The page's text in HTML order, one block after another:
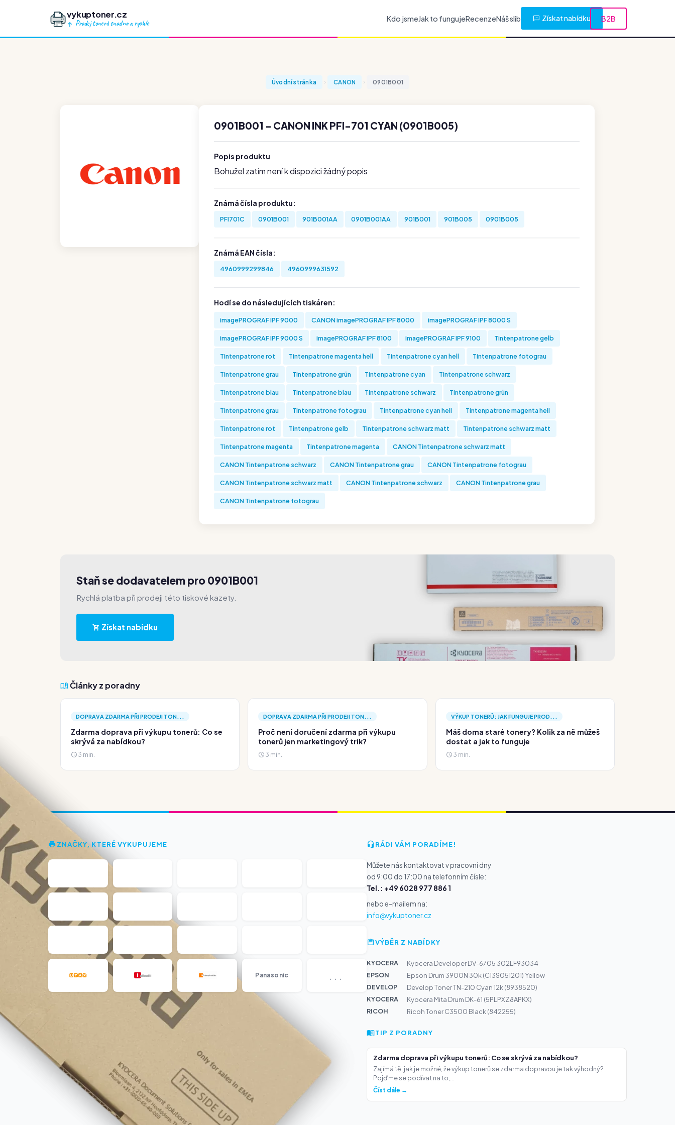
vykuptoner.cz
Prodej tonerů snadno a rychle
Kdo jsmeJak to fungujeRecenzeNáš slib Získat nabídku B2B
Úvodní stránka CANON 0901B001
0901B001 - CANON INK PFI-701 CYAN (0901B005)
Popis produktu
Bohužel zatím není k dispozici žádný popis
Známá čísla produktu:
PFI701C 0901B001 901B001AA 0901B001AA 901B001 901B005 0901B005
Známá EAN čísla:
4960999299846 4960999631592
Hodí se do následujících tiskáren:
imagePROGRAF IPF 9000 CANON imagePROGRAF IPF 8000 imagePROGRAF IPF 8000 S
imagePROGRAF IPF 9000 S imagePROGRAF IPF 8100 imagePROGRAF IPF 9100 Tintenpatrone gelb
Tintenpatrone rot Tintenpatrone magenta hell Tintenpatrone cyan hell Tintenpatrone fotograu
Tintenpatrone grau Tintenpatrone grün Tintenpatrone cyan Tintenpatrone schwarz
Tintenpatrone blau Tintenpatrone blau Tintenpatrone schwarz Tintenpatrone grün
Tintenpatrone grau Tintenpatrone fotograu Tintenpatrone cyan hell Tintenpatrone magenta hell
Tintenpatrone rot Tintenpatrone gelb Tintenpatrone schwarz matt Tintenpatrone schwarz matt
Tintenpatrone magenta Tintenpatrone magenta CANON Tintenpatrone schwarz matt
CANON Tintenpatrone schwarz CANON Tintenpatrone grau CANON Tintenpatrone fotograu
CANON Tintenpatrone schwarz matt CANON Tintenpatrone schwarz CANON Tintenpatrone grau
CANON Tintenpatrone fotograu
Staň se dodavatelem pro 0901B001
Rychlá platba při prodeji této tiskové kazety.
Získat nabídku
Články z poradny
DOPRAVA ZDARMA PŘI PRODEJI TON...
Zdarma doprava při výkupu tonerů: Co se
skrývá za nabídkou?
3 min.
DOPRAVA ZDARMA PŘI PRODEJI TON...
Proč není doručení zdarma při výkupu
tonerů jen marketingový trik?
3 min.
VÝKUP TONERŮ: JAK FUNGUJE PROD...
Máš doma staré tonery? Kolik za ně můžeš
dostat a jak to funguje
3 min.
ZNAČKY, KTERÉ VYKUPUJEME
Panasonic ...
RÁDI VÁM PORADÍME!
Můžete nás kontaktovat v pracovní dny
od 9:00 do 17:00 na telefonním čísle:
Tel.: +49 6028 977 886 1
nebo e-mailem na:
info@vykuptoner.cz
VÝBĚR Z NABÍDKY
KYOCERA
Kyocera Developer DV-6705 302LF93034
EPSON
Epson Drum 3900N 30k (C13S051201) Yellow
DEVELOP
Develop Toner TN-210 Cyan 12k (8938520)
KYOCERA
Kyocera Mita Drum DK-61 (5PLPXZ8APKX)
RICOH
Ricoh Toner C3500 Black (842255)
TIP Z PORADNY
Zdarma doprava při výkupu tonerů: Co se skrývá za nabídkou?
Zajímá tě, jak je možné, že výkup tonerů se zdarma dopravou je tak výhodný?
Pojďme se podívat na to,...
Číst dále →